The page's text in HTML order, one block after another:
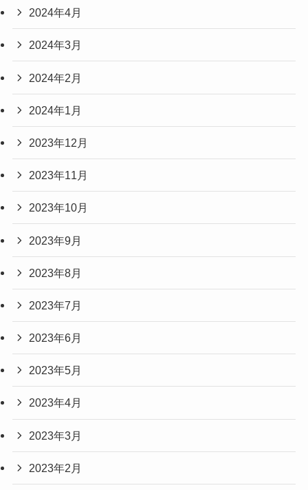
2024年4月
2024年3月
2024年2月
2024年1月
2023年12月
2023年11月
2023年10月
2023年9月
2023年8月
2023年7月
2023年6月
2023年5月
2023年4月
2023年3月
2023年2月